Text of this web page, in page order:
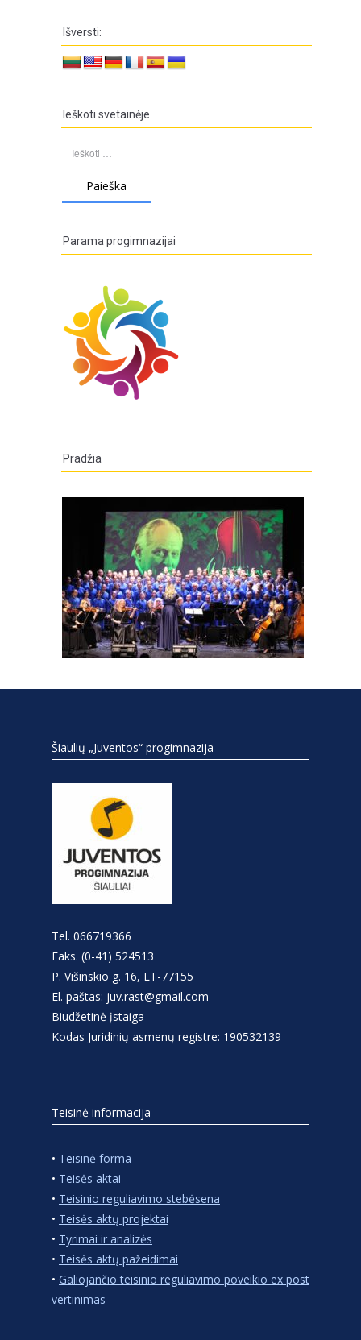
Išversti:
Ieškoti svetainėje
Parama progimnazijai
Pradžia
Šiaulių „Juventos“ progimnazija
Tel. 066719366
Faks. (0-41) 524513
P. Višinskio g. 16, LT-77155
El. paštas: juv.rast@gmail.com
Biudžetinė įstaiga
Kodas Juridinių asmenų registre: 190532139
Teisinė informacija
• Teisinė forma
• Teisės aktai
• Teisinio reguliavimo stebėsena
• Teisės aktų projektai
• Tyrimai ir analizės
• Teisės aktų pažeidimai
• Galiojančio teisinio reguliavimo poveikio ex post
vertinimas